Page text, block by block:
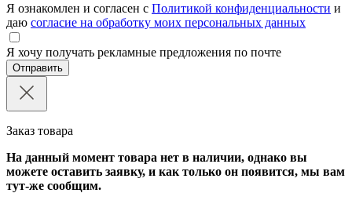
Я ознакомлен и согласен с Политикой конфиденциальности и
даю согласие на обработку моих персональных данных
Я хочу получать рекламные предложения по почте
Отправить
Заказ товара
На данный момент товара нет в наличии, однако вы
можете оставить заявку, и как только он появится, мы вам
тут-же сообщим.